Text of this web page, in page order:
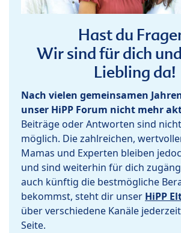
Hast du
Wir sind für dich
Liebling da!
Nach vielen gemeinsamen
unser HiPP Forum nicht mehr
Beiträge oder Antworten sind
möglich. Die zahlreichen,
Mamas und Experten bleiben
und sind weiterhin für dich
auch künftig die bestmögliche
bekommst, steht dir unser HiPP
über verschiedene Kanäle
Seite.